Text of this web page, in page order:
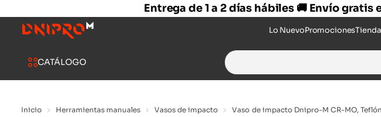
Entrega de 1 a 2 días hábiles 🚚 Envío
Lo NuevoPromociones
CATÁLOGO
Search
for:
Inicio Herramientas manuales Vasos de impacto Vaso de impacto Dnipro-M CR-MO,